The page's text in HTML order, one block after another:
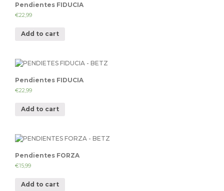
Pendientes FIDUCIA
€22,99
Add to cart
Pendientes FIDUCIA
€22,99
Add to cart
Pendientes FORZA
€15,99
Add to cart